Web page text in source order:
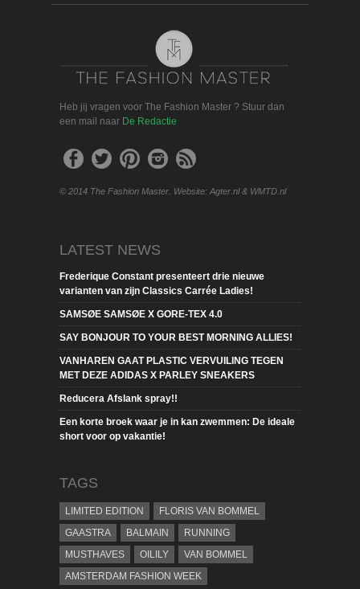
Heb jij vragen voor The Fashion Master ? Stuur dan
een mail naar De Redactie
© 2014 The Fashion Master. Website: Agter.nl & WMTD.nl
LATEST NEWS
Frederique Constant presenteert drie nieuwe
varianten van zijn Classics Carrée Ladies!
SAMSØE SAMSØE X GORE-TEX 4.0
SAY BONJOUR TO YOUR BEST MORNING ALLIES!
VANHAREN GAAT PLASTIC VERVUILING TEGEN
MET DEZE ADIDAS X PARLEY SNEAKERS
Reducera Afslank spray!!
Een korte broek waar je in kan zwemmen: De ideale
short voor op vakantie!
TAGS
LIMITED EDITION
FLORIS VAN BOMMEL
GAASTRA
BALMAIN
RUNNING
MUSTHAVES
OILILY
VAN BOMMEL
AMSTERDAM FASHION WEEK